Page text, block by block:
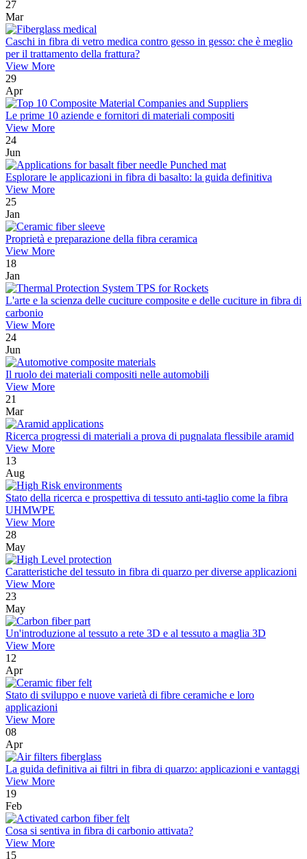
27
Mar
Caschi in fibra di vetro medica contro gesso in gesso: che è meglio
per il trattamento della frattura?
View More
29
Apr
Le prime 10 aziende e fornitori di materiali compositi
View More
24
Jun
Esplorare le applicazioni in fibra di basalto: la guida definitiva
View More
25
Jan
Proprietà e preparazione della fibra ceramica
View More
18
Jan
L'arte e la scienza delle cuciture composite e delle cuciture in fibra di
carbonio
View More
24
Jun
Il ruolo dei materiali compositi nelle automobili
View More
21
Mar
Ricerca progressi di materiali a prova di pugnalata flessibile aramid
View More
13
Aug
Stato della ricerca e prospettiva di tessuto anti-taglio come la fibra
UHMWPE
View More
28
May
Caratteristiche del tessuto in fibra di quarzo per diverse applicazioni
View More
23
May
Un'introduzione al tessuto a rete 3D e al tessuto a maglia 3D
View More
12
Apr
Stato di sviluppo e nuove varietà di fibre ceramiche e loro
applicazioni
View More
08
Apr
La guida definitiva ai filtri in fibra di quarzo: applicazioni e vantaggi
View More
19
Feb
Cosa si sentiva in fibra di carbonio attivata?
View More
15